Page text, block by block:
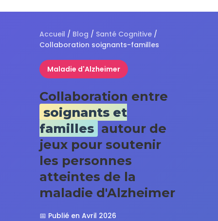
Accueil / Blog / Santé Cognitive/
Collaboration soignants-familles
Maladie d'Alzheimer
Collaboration entre
soignants et
familles autour de
jeux pour soutenir
les personnes
atteintes de la
maladie d'Alzheimer
📅 Publié en Avril 2026